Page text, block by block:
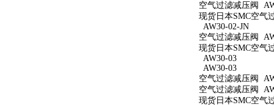
空气过滤减压阀
现货日本SMC空气
AW30-02-JN
空气过滤减压阀
现货日本SMC空气
AW30-03
AW30-03
空气过滤减压阀
空气过滤减压阀
现货日本SMC空气